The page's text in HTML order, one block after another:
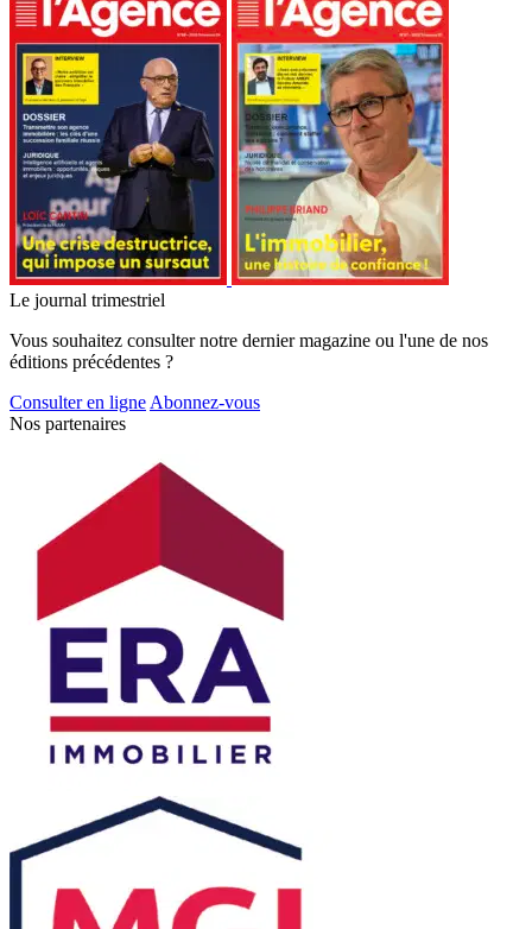
Le journal trimestriel
Vous souhaitez consulter notre dernier magazine ou l'une de nos
éditions précédentes ?
Consulter en ligne Abonnez-vous
Nos partenaires